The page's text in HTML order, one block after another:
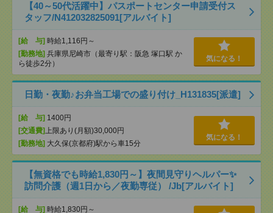
【40～50代活躍中】パスポートセンター申請受付ス
タッフ/N412032825091[アルバイト]
[給 与] 時給1,116円～
[勤務地] 兵庫県尼崎市（最寄り駅：阪急 塚口駅 か
ら徒歩2分）
気になる！
日勤・夜勤♪お弁当工場での盛り付け_H131835[派遣]
[給 与] 1400円
[交通費] 上限あり(月額)30,000円
[勤務地] 大久保(京都府)駅から車15分
気になる！
【無資格でも時給1,830円～】夜間見守りヘルパー✨
訪問介護（週1日から／夜勤専従） /Jb[アルバイト]
[給 与] 時給1,830円～